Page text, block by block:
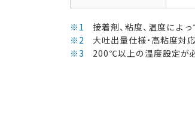
※1
接着剤、粘度、温度によ
※2
大吐出量仕様・高粘度対
※3
200℃以上の温度設定が